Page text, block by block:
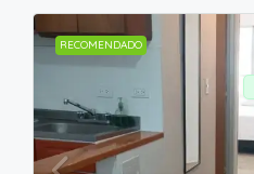
RECOMENDADO